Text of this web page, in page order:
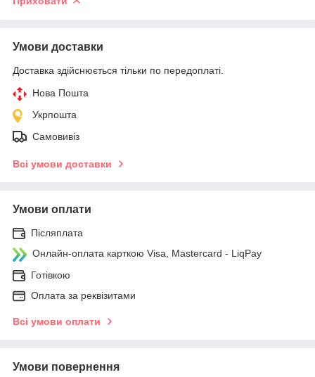
Умови доставки
Доставка здійснюється тільки по передоплаті.
Нова Пошта
Укрпошта
Самовивіз
Всі умови доставки
Умови оплати
Післяплата
Онлайн-оплата карткою Visa, Mastercard - LiqPay
Готівкою
Оплата за реквізитами
Всі умови оплати
Умови повернення